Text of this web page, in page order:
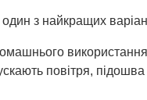
з найкращих
повітря,